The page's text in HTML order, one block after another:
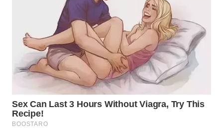
WN DELI
SERDANG
TEBING
TINGGI